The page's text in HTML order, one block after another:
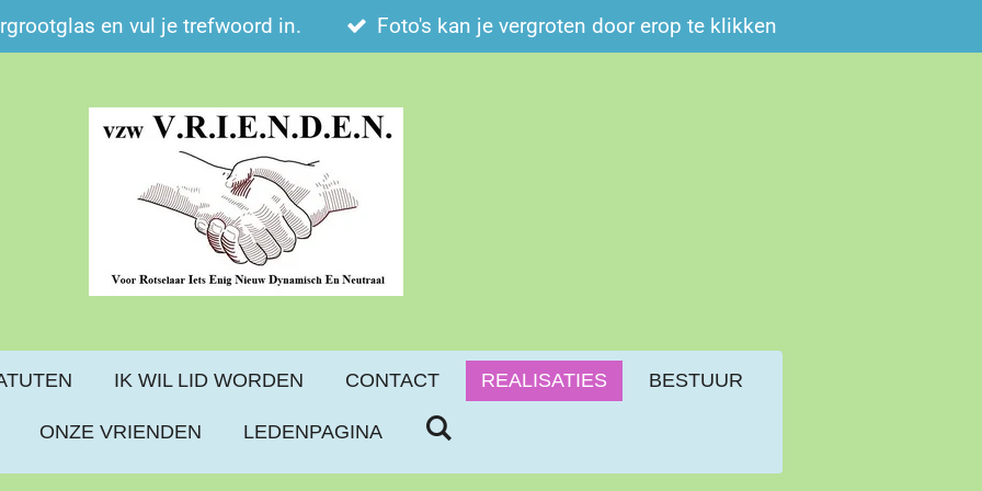
en vul je trefwoord in. Foto's kan je vergroten door erop te klikken
IK WIL LID WORDEN CONTACT REALISATIES BESTUUR
ONZE VRIENDEN LEDENPAGINA